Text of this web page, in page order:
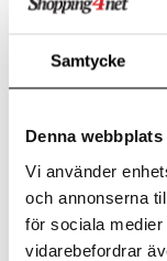
Samtycke
Denna
Vi använder
och annonserna
för sociala
vidarebefordrar
Rastar R/C 1:24
LaFerrari 19 cm Rød
kr 349